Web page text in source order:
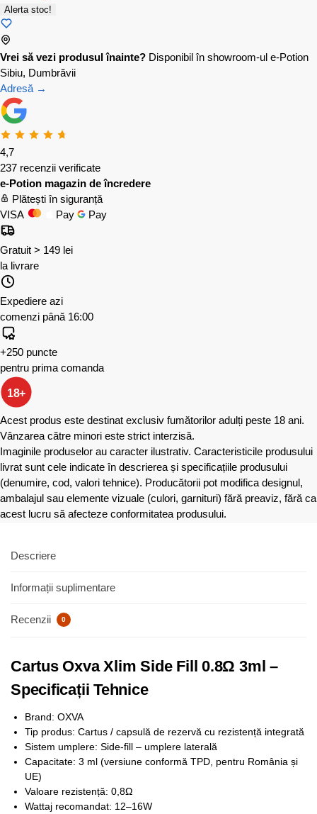
Alerta stoc!
Vrei să vezi produsul înainte? Disponibil în showroom-ul e-Potion
Sibiu, Dumbrăvii
Adresă →
4,7
237 recenzii verificate
e-Potion magazin de încredere
Plătești în siguranță
VISA
Pay Pay
Gratuit > 149 lei
la livrare
Expediere azi
comenzi până 16:00
+250 puncte
pentru prima comanda
18+
Acest produs este destinat exclusiv fumătorilor adulți peste 18 ani.
Vânzarea către minori este strict interzisă.
Imaginile produselor au caracter ilustrativ. Caracteristicile produsului
livrat sunt cele indicate în descrierea și specificațiile produsului
(denumire, cod, valori tehnice). Producătorii pot modifica designul,
ambalajul sau elemente vizuale (culori, garnituri) fără preaviz, fără ca
acest lucru să afecteze conformitatea produsului.
Descriere
Informații suplimentare
Recenzii 0
Cartus Oxva Xlim Side Fill 0.8Ω 3ml –
Specificații Tehnice
Brand: OXVA
Tip produs: Cartus / capsulă de rezervă cu rezistență integrată
Sistem umplere: Side-fill – umplere laterală
Capacitate: 3 ml (versiune conformă TPD, pentru România și
UE)
Valoare rezistență: 0,8Ω
Wattaj recomandat: 12–16W